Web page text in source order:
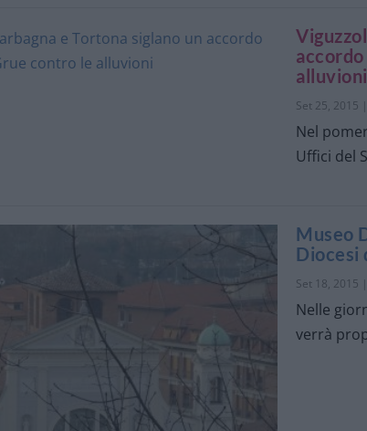
alluvioni
Set 25, 2015
Nel
Uffici del
Museo
Diocesi
Set 18, 2015
Nelle
verrà